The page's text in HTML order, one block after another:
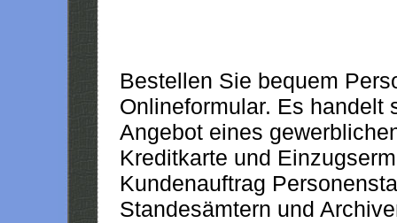
Bestellen Sie bequem
Onlineformular. Es handelt
Angebot eines
Kreditkarte und
Kundenauftrag
Standesämtern und